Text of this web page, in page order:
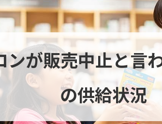
ンが販売中止と言
の供給状況